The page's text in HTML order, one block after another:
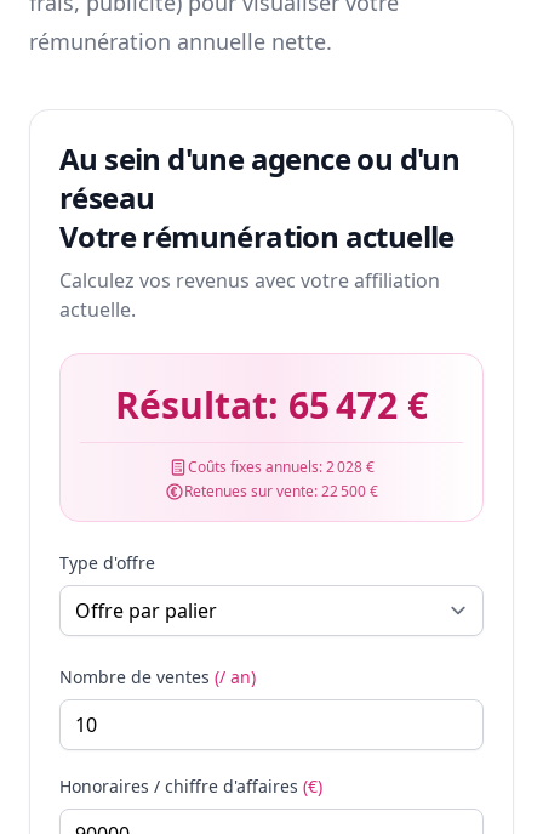
rémunération annuelle nette.
Au sein d'une agence ou d'un
réseau
Votre rémunération actuelle
Calculez vos revenus avec votre affiliation
actuelle.
Résultat: 65 472 €
Coûts fixes annuels:2 028 €
Retenues sur vente:22 500 €
Type d'offre
Nombre de ventes (/ an)
Honoraires / chiffre d'affaires (€)